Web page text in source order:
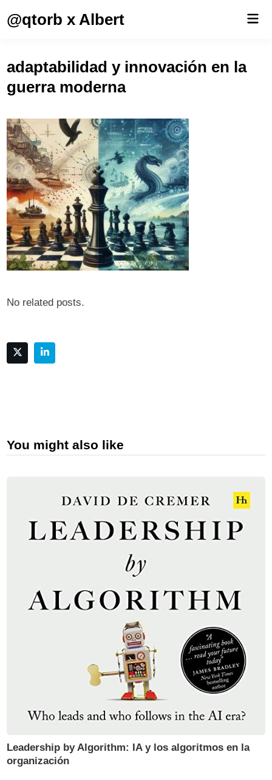
@qtorb x Albert
adaptabilidad y innovación en la
guerra moderna
No related posts.
You might also like
Leadership by Algorithm: IA y los algoritmos en la
organización